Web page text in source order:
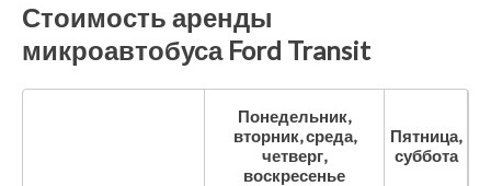
Стоимость аренды
микроавтобуса Ford Transit
Понедельник,
вторник, среда,
четверг,
воскресенье
Пятница,
суббота